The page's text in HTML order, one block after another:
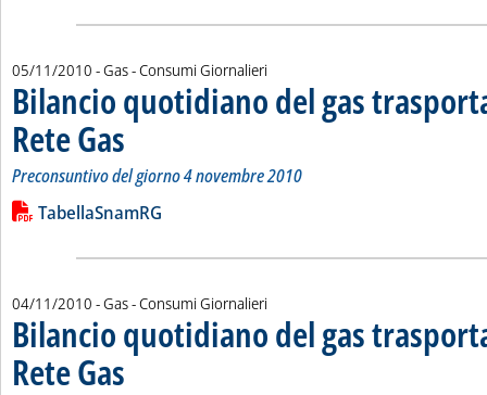
05/11/2010 - Gas - Consumi Giornalieri
Bilancio quotidiano del gas
Rete Gas . Sottotitolo: Preconsuntivo del giorno 4 novembre 2010
. Pubblicata venerdì 05 novembre 2010 alle 16.4.
Preconsuntivo del giorno 4 novembre 2010
Leggi tutta la notizia: 'Bilancio quotidiano del gas
Lista allegati PDF alla notizia
TabellaSnamRG
04/11/2010 - Gas - Consumi Giornalieri
Bilancio quotidiano del gas
Rete Gas . Sottotitolo: Preconsuntivo del giorno 3 novembre 2010
. Pubblicata giovedì 04 novembre 2010 alle 14.53.